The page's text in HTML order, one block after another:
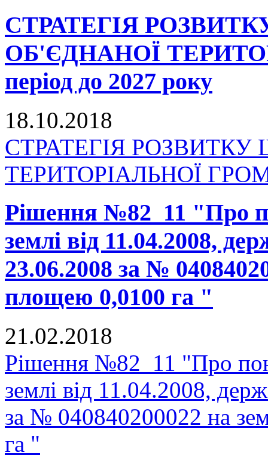
СТРАТЕГІЯ
ОБ'ЄДНАНОЇ
період до 2027 року
18.10.2018
СТРАТЕГІЯ
ТЕРИТОРІАЛЬНОЇ
Рішення №82_11 "Про
землі від 11.04.2008,
23.06.2008 за №
площею 0,0100 га "
21.02.2018
Рішення №82_11 "Про
землі від 11.04.2008,
за № 040840200022 на
га "